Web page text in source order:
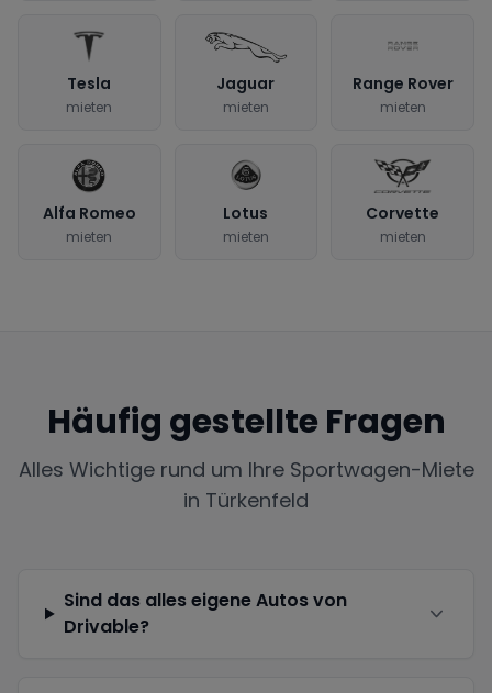
Tesla
mieten
Jaguar
mieten
Range Rover
mieten
Alfa Romeo
mieten
Lotus
mieten
Corvette
mieten
Häufig gestellte Fragen
Alles Wichtige rund um Ihre Sportwagen-Miete
in Türkenfeld
Sind das alles eigene Autos von
Drivable?